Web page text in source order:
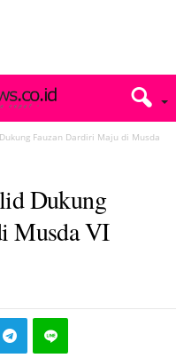
Fauzan Dardiri Maju di Musda
Dukung
Musda VI